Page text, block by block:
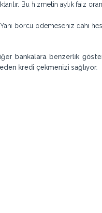
Bu hizmetin aylık faiz
borcu ödemeseniz dahi
bankalara benzerlik
kredi çekmenizi sağlıyor.